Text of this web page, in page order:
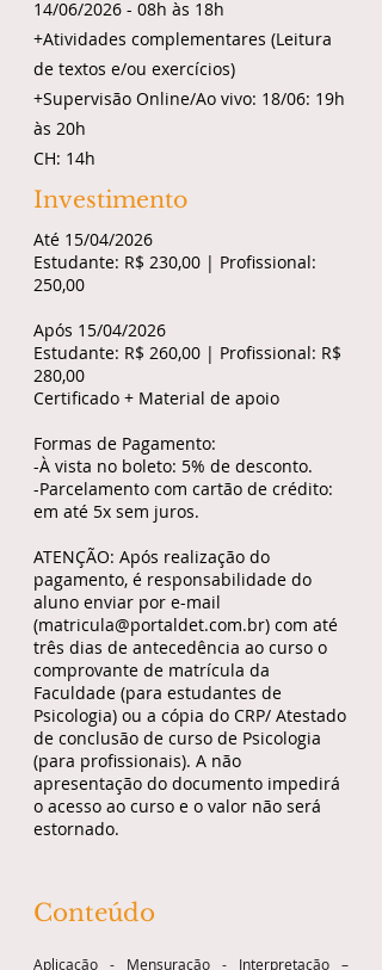
14/06/2026 - 08h às 18h
+Atividades complementares (Leitura
de textos e/ou exercícios)
+Supervisão Online/Ao vivo: 18/06: 19h
às 20h
CH: 14h
Investimento
Até 15/04/2026
Estudante: R$ 230,00 | Profissional:
250,00
Após 15/04/2026
Estudante: R$ 260,00 | Profissional: R$
280,00
Certificado + Material de apoio
Formas de Pagamento:
-À vista no boleto: 5% de desconto.
-Parcelamento com cartão de crédito:
em até 5x sem juros.
ATENÇÃO: Após realização do
pagamento, é responsabilidade do
aluno enviar por e-mail
(matricula@portaldet.com.br) com até
três dias de antecedência ao curso o
comprovante de matrícula da
Faculdade (para estudantes de
Psicologia) ou a cópia do CRP/ Atestado
de conclusão de curso de Psicologia
(para profissionais). A não
apresentação do documento impedirá
o acesso ao curso e o valor não será
estornado.
Conteúdo
Aplicação - Mensuração - Interpretação –